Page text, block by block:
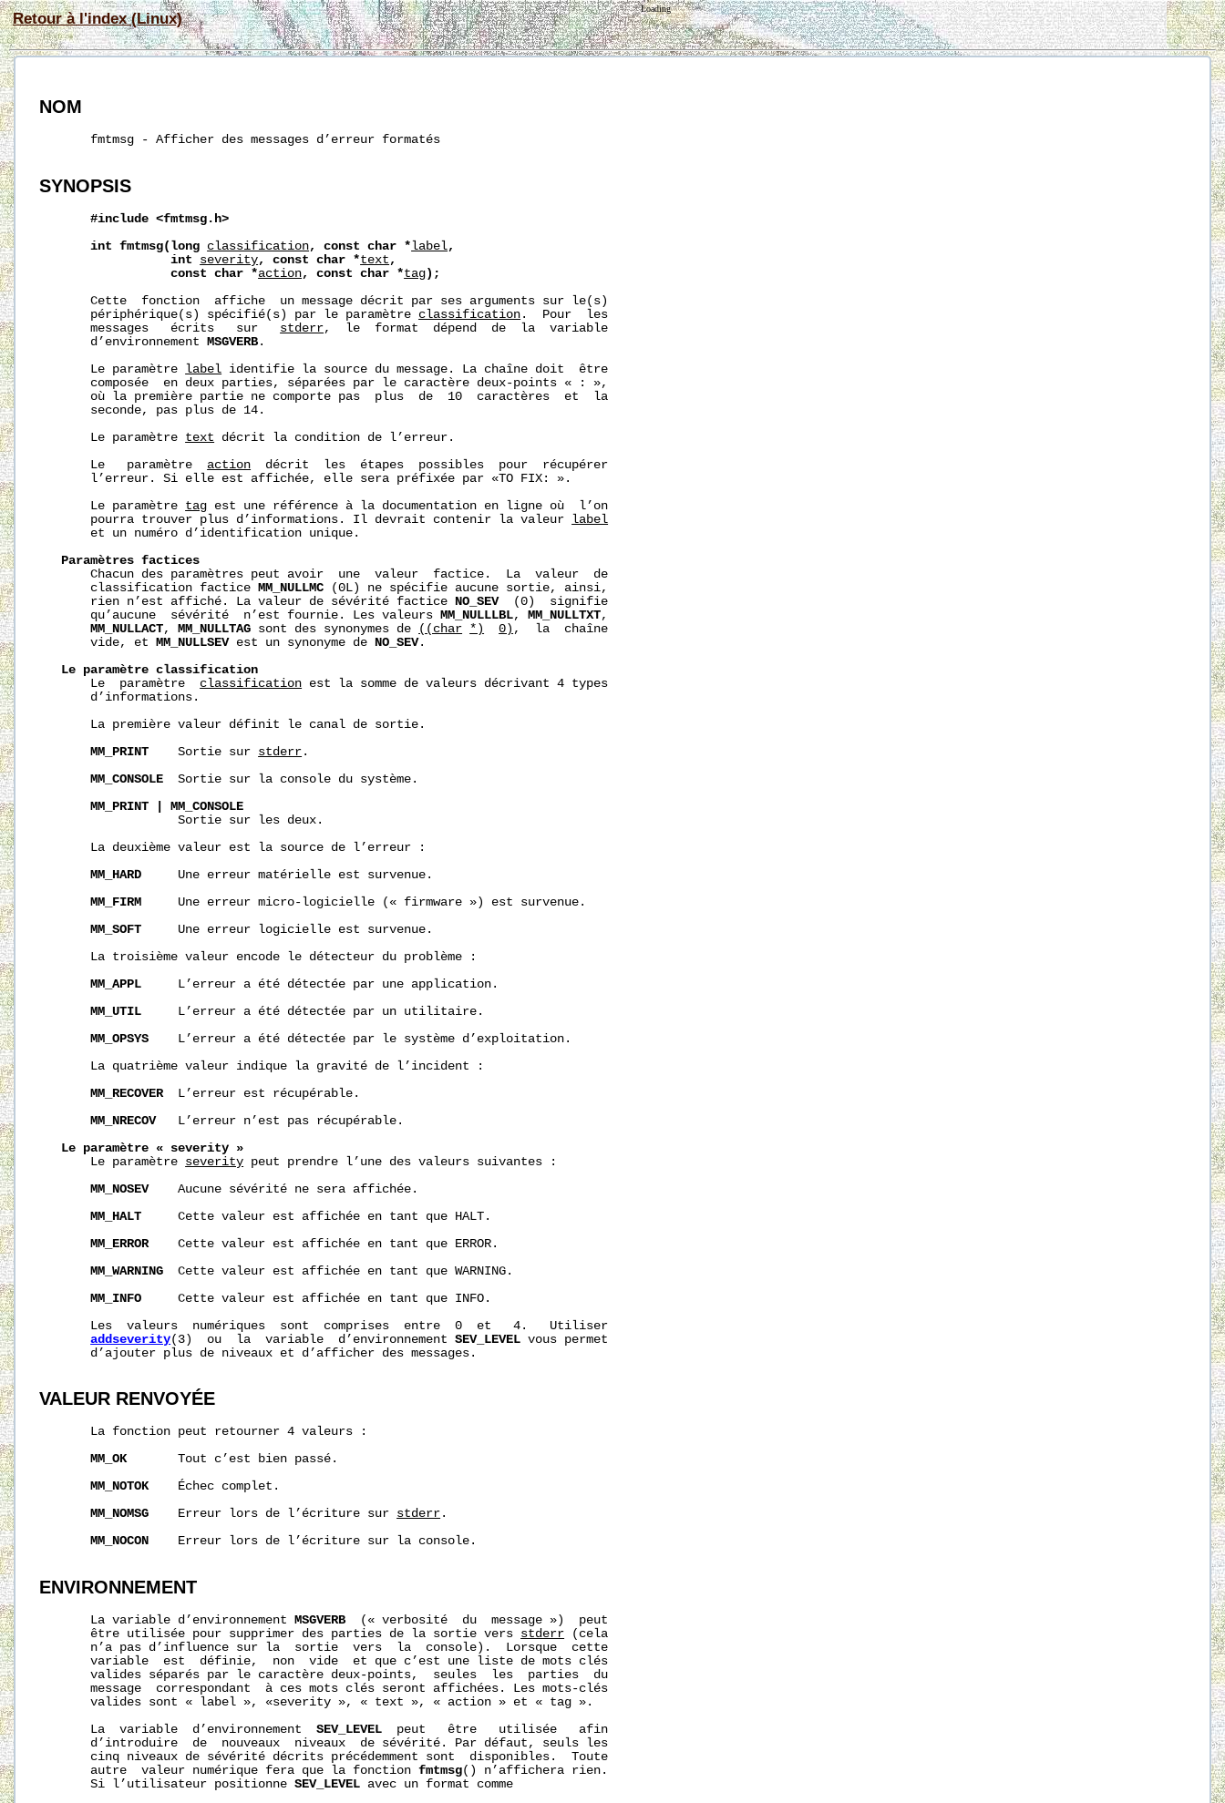
Retour à l'index (Linux)
Loading
NOM
       fmtmsg - Afficher des messages d’erreur formatés
SYNOPSIS
#include <fmtmsg.h>
int
fmtmsg(long classification, const char *label,
int
severity, const char *text ,
const
char *action, const char *tag);
       Cette  fonction  affiche  un message décrit par ses arguments sur le(s)
       périphérique(s) spécifié(s) par le paramètre
classification .  Pour  les
       messages   écrits   sur
stderr,  le  format  dépend  de  la  variable
       d’environnement
MSGVERB .
       Le paramètre
label identifie la source du message. La chaîne doit  être
       composée  en deux parties, séparées par le caractère deux-points « : »,
       où la première partie ne comporte pas  plus  de  10  caractères  et  la
       seconde, pas plus de 14.
       Le paramètre
text décrit la condition de l’erreur.
       Le   paramètre
action
  décrit  les  étapes  possibles  pour  récupérer
       l’erreur. Si elle est affichée, elle sera préfixée par «TO FIX: ».
       Le paramètre
tag est une référence à la documentation en ligne où  l’on
       pourra trouver plus d’informations. Il devrait contenir la valeur
label
       et un numéro d’identification unique.
Paramètres factices
       Chacun des paramètres peut avoir  une  valeur  factice.  La  valeur  de
       classification factice
MM_NULLMC (0L) ne spécifie aucune sortie, ainsi,
       rien n’est affiché. La valeur de sévérité factice
NO_SEV
  (0)  signifie
       qu’aucune  sévérité  n’est fournie. Les valeurs
MM_NULLLBL, MM_NULLTXT,
MM_NULLACT, MM_NULLTAG sont des synonymes de ((char *) 0) ,  la  chaîne
       vide, et
MM_NULLSEV est un synonyme de NO_SEV.
Le paramètre classification
       Le  paramètre
classification est la somme de valeurs décrivant 4 types
       d’informations.
       La première valeur définit le canal de sortie.
MM_PRINT
    Sortie sur
stderr .
MM_CONSOLE
  Sortie sur la console du système.
MM_PRINT
MM_CONSOLE
                   Sortie sur les deux.
       La deuxième valeur est la source de l’erreur :
MM_HARD
     Une erreur matérielle est survenue.
MM_FIRM
     Une erreur micro-logicielle (« firmware ») est survenue.
MM_SOFT
     Une erreur logicielle est survenue.
       La troisième valeur encode le détecteur du problème :
MM_APPL
     L’erreur a été détectée par une application.
MM_UTIL
     L’erreur a été détectée par un utilitaire.
MM_OPSYS
    L’erreur a été détectée par le système d’exploitation.
       La quatrième valeur indique la gravité de l’incident :
MM_RECOVER
  L’erreur est récupérable.
MM_NRECOV
   L’erreur n’est pas récupérable.
Le paramètre « severity »
       Le paramètre
severity peut prendre l’une des valeurs suivantes :
MM_NOSEV
    Aucune sévérité ne sera affichée.
MM_HALT
     Cette valeur est affichée en tant que HALT.
MM_ERROR
    Cette valeur est affichée en tant que ERROR.
MM_WARNING
  Cette valeur est affichée en tant que WARNING.
MM_INFO
     Cette valeur est affichée en tant que INFO.
       Les  valeurs  numériques  sont  comprises  entre  0  et   4.   Utiliser
addseverity(3)  ou  la  variable  d’environnement SEV_LEVEL vous permet
       d’ajouter plus de niveaux et d’afficher des messages.
VALEUR RENVOYÉE
       La fonction peut retourner 4 valeurs :
MM_OK
       Tout c’est bien passé.
MM_NOTOK
    Échec complet.
MM_NOMSG
    Erreur lors de l’écriture sur
stderr .
MM_NOCON
    Erreur lors de l’écriture sur la console.
ENVIRONNEMENT
       La variable d’environnement
MSGVERB
  (« verbosité  du  message »)  peut
       être utilisée pour supprimer des parties de la sortie vers
stderr (cela
       n’a pas d’influence sur la  sortie  vers  la  console).  Lorsque  cette
       variable  est  définie,  non  vide  et que c’est une liste de mots clés
       valides séparés par le caractère deux-points,  seules  les  parties  du
       message  correspondant  à ces mots clés seront affichées. Les mots-clés
       valides sont « label », «severity », « text », « action » et « tag ».
       La  variable  d’environnement
SEV_LEVEL
  peut   être   utilisée   afin
       d’introduire  de  nouveaux  niveaux  de sévérité. Par défaut, seuls les
       cinq niveaux de sévérité décrits précédemment sont  disponibles.  Toute
       autre  valeur numérique fera que la fonction
fmtmsg() n’affichera rien.
       Si l’utilisateur positionne
SEV_LEVEL avec un format comme